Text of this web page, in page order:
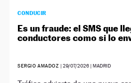
CONDUCIR
Es un fraude: el SMS que
conductores como si lo
SERGIO AMADOZ |29/07/2026 | MADRID